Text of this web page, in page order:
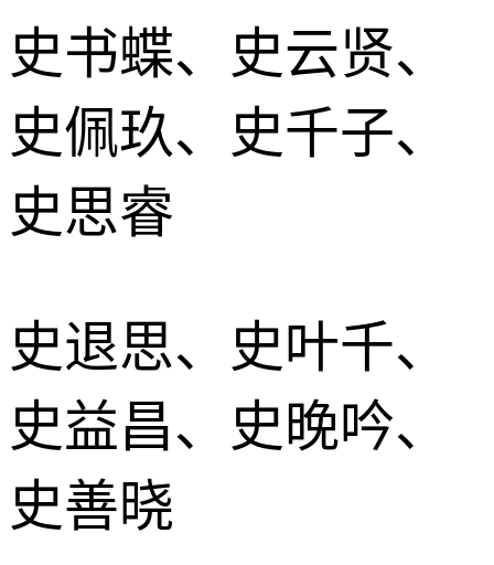
史书蝶、史云贤、
史佩玖、史千子、
史思睿
史退思、史叶千、
史益昌、史晚吟、
史善晓